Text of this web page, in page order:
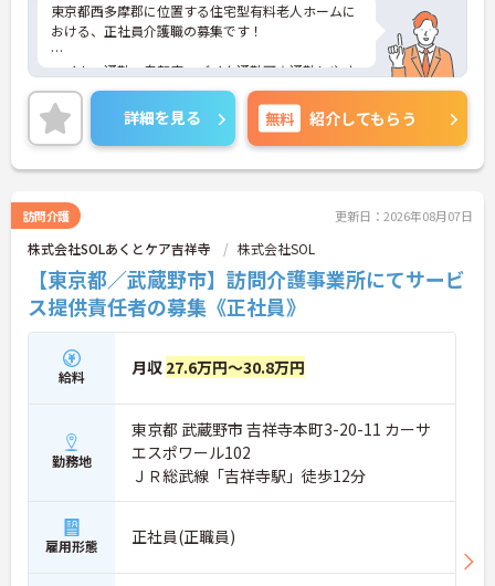
東京都西多摩郡に位置する住宅型有料老人ホームに
おける、正社員介護職の募集です！
マイカー通勤・自転車・バイク通勤可☆通勤しやす
い環境での就業です♪
ご興味ある方には、面接対策ポイントなど、さらに
詳細をお話しいたしますのでお気軽にご相談くださ
い。
詳細を見る 無料 紹介してもらう
訪問介護 更新日：2026年08月07日
株式会社SOLあくとケア吉祥寺 株式会社SOL
【東京都／武蔵野市】訪問介護事業所にてサービ
ス提供責任者の募集《正社員》
給料 月収 27.6万円～30.8万円
勤務地
東京都 武蔵野市 吉祥寺本町3-20-11 カーサ
エスポワール102
ＪＲ総武線「吉祥寺駅」徒歩12分
雇用形態 正社員(正職員)